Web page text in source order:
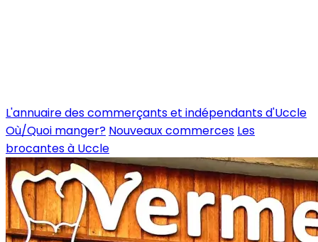
L'annuaire des commerçants et indépendants d'Uccle
Où/Quoi manger? Nouveaux commerces Les
brocantes à Uccle